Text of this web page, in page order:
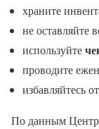
храните
не оставляйте
используйте
проводите
избавляйтесь
По данным